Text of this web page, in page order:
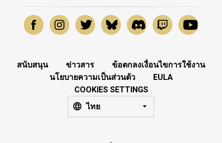
สนับสนุน ข่าวสาร
ข้อตกลงเงื่อนไขการใช้งาน
นโยบายความเป็นส่วนตัว
EULA
COOKIES SETTINGS
ไทย